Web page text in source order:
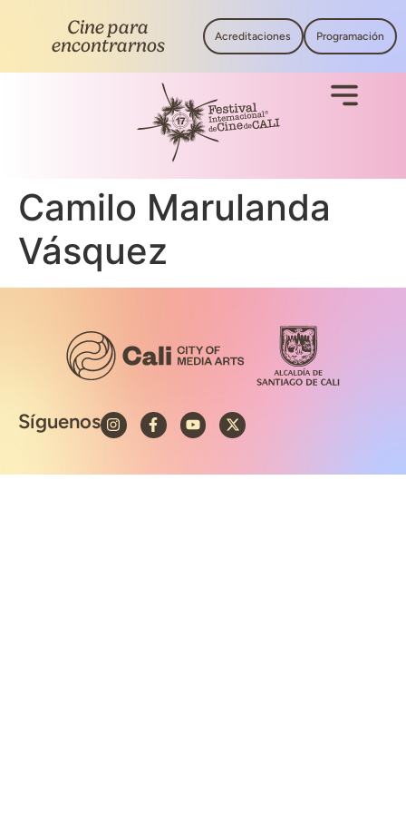
Cine para
encontrarnos
Acreditaciones Programación
Camilo Marulanda
Vásquez
Síguenos